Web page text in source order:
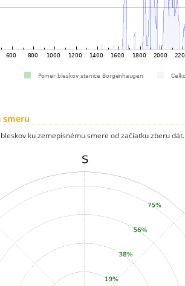
smeru
ku zemepisnému smere od začiatku zberu dát.